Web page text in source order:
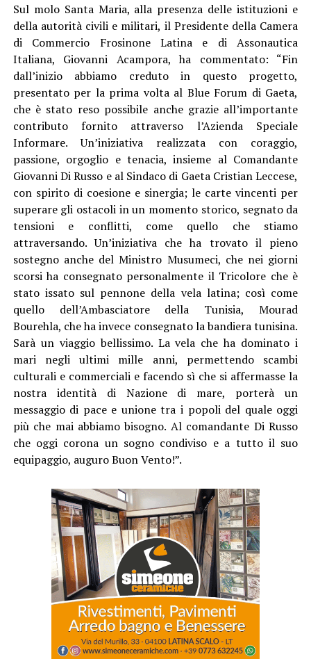
Sul molo Santa Maria, alla presenza delle istituzioni e
della autorità civili e militari, il Presidente della Camera
di Commercio Frosinone Latina e di Assonautica
Italiana, Giovanni Acampora, ha commentato: “Fin
dall’inizio abbiamo creduto in questo progetto,
presentato per la prima volta al Blue Forum di Gaeta,
che è stato reso possibile anche grazie all’importante
contributo fornito attraverso l’Azienda Speciale
Informare. Un’iniziativa realizzata con coraggio,
passione, orgoglio e tenacia, insieme al Comandante
Giovanni Di Russo e al Sindaco di Gaeta Cristian Leccese,
con spirito di coesione e sinergia; le carte vincenti per
superare gli ostacoli in un momento storico, segnato da
tensioni e conflitti, come quello che stiamo
attraversando. Un’iniziativa che ha trovato il pieno
sostegno anche del Ministro Musumeci, che nei giorni
scorsi ha consegnato personalmente il Tricolore che è
stato issato sul pennone della vela latina; così come
quello dell’Ambasciatore della Tunisia, Mourad
Bourehla, che ha invece consegnato la bandiera tunisina.
Sarà un viaggio bellissimo. La vela che ha dominato i
mari negli ultimi mille anni, permettendo scambi
culturali e commerciali e facendo sì che si affermasse la
nostra identità di Nazione di mare, porterà un
messaggio di pace e unione tra i popoli del quale oggi
più che mai abbiamo bisogno. Al comandante Di Russo
che oggi corona un sogno condiviso e a tutto il suo
equipaggio, auguro Buon Vento!”.